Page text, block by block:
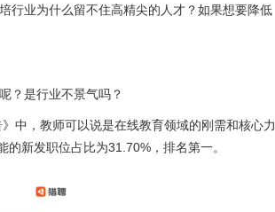
行业为什么留不住高精尖的人才？如果想要降低
？是行业不景气吗？
中，教师可以说是在线教育领域的刚需和核心力
新发职位占比为31.70%，排名第一。